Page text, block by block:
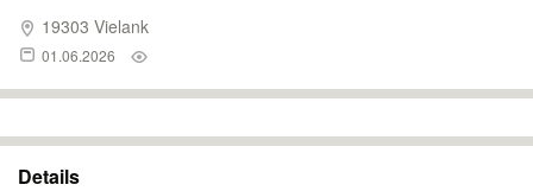
19303 Vielank
01.06.2026
Details